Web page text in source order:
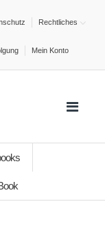
Rechtliches
Mein Konto